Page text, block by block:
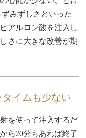
みずしさといった
アルロン酸を注入し
さに大きな改善が期
イムも少ない
を使って注入するだ
ら20分もあれば終了